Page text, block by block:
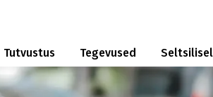
Tutvustus Tegevused